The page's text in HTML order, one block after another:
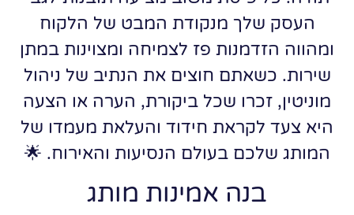
העסק שלך מנקודת המבט של הלקוח
ומהווה הזדמנות פז לצמיחה ומצוינות במתן
שירות. כשאתם חוצים את הנתיב של ניהול
מוניטין, זכרו שכל ביקורת, הערה או הצעה
היא צעד לקראת חידוד והעלאת מעמדו של
המותג שלכם בעולם הנסיעות והאירוח. 🌟
בנה אמינות מותג